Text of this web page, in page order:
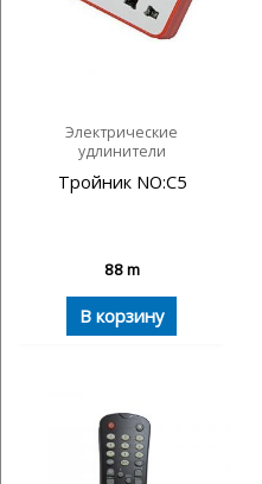
Электрические
удлинители
Тройник NO:C5
88m
В корзину